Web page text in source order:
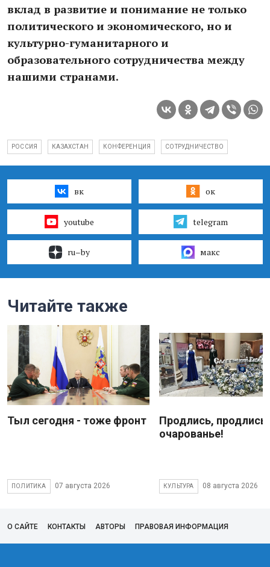
вклад в развитие и понимание не только
политического и экономического, но и
культурно-гуманитарного и
образовательного сотрудничества между
нашими странами.
РОССИЯ КАЗАХСТАН КОНФЕРЕНЦИЯ СОТРУДНИЧЕСТВО
вк ок
youtube telegram
ru–by макс
Читайте также
Тыл сегодня - тоже фронт
ПОЛИТИКА 07 августа 2026
Продлись, продлись
очарованье!
КУЛЬТУРА 08 августа 2026
О САЙТЕ КОНТАКТЫ АВТОРЫ ПРАВОВАЯ ИНФОРМАЦИЯ